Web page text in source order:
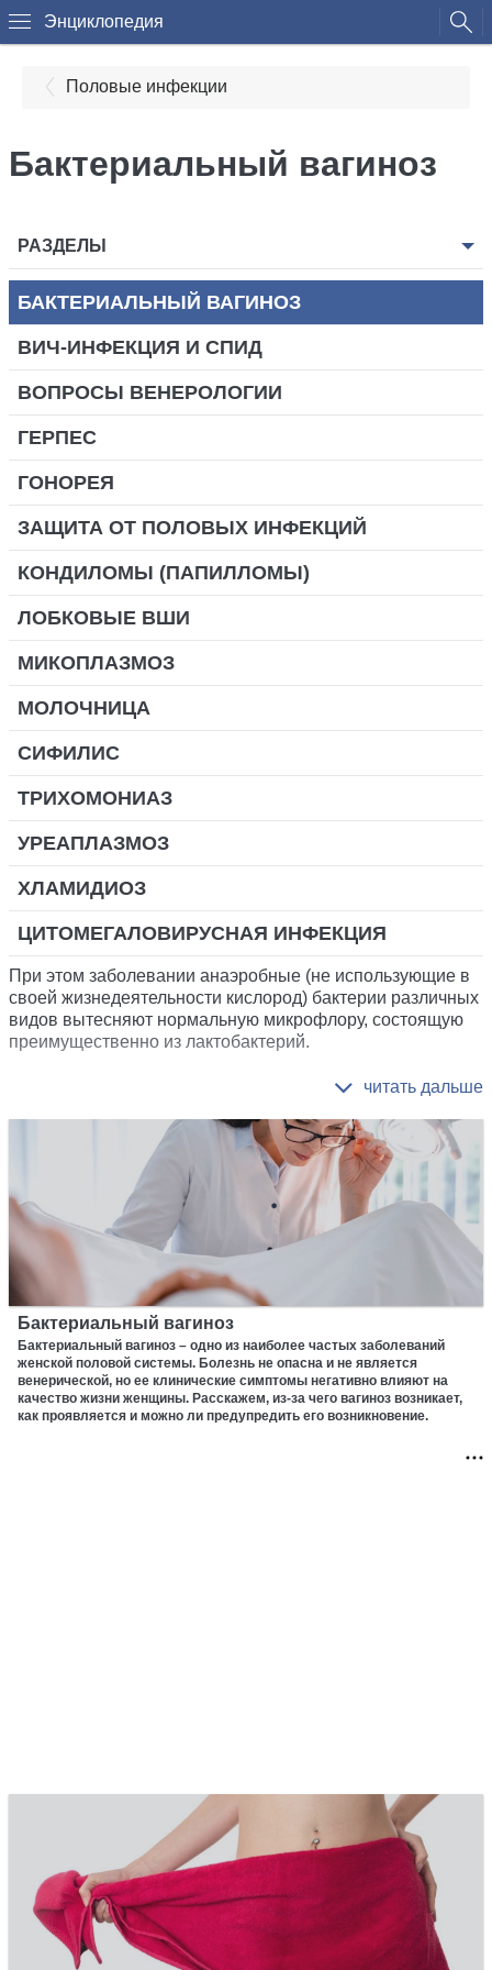
Энциклопедия
Половые инфекции
Бактериальный вагиноз
РАЗДЕЛЫ
БАКТЕРИАЛЬНЫЙ ВАГИНОЗ
ВИЧ-ИНФЕКЦИЯ И СПИД
ВОПРОСЫ ВЕНЕРОЛОГИИ
ГЕРПЕС
ГОНОРЕЯ
ЗАЩИТА ОТ ПОЛОВЫХ ИНФЕКЦИЙ
КОНДИЛОМЫ (ПАПИЛЛОМЫ)
ЛОБКОВЫЕ ВШИ
МИКОПЛАЗМОЗ
МОЛОЧНИЦА
СИФИЛИС
ТРИХОМОНИАЗ
УРЕАПЛАЗМОЗ
ХЛАМИДИОЗ
ЦИТОМЕГАЛОВИРУСНАЯ ИНФЕКЦИЯ
При этом заболевании анаэробные (не использующие в
своей жизнедеятельности кислород) бактерии различных
видов вытесняют нормальную микрофлору, состоящую
преимущественно из лактобактерий.
Бактериальный вагиноз
Бактериальный вагиноз – одно из наиболее частых заболеваний
женской половой системы. Болезнь не опасна и не является
венерической, но ее клинические симптомы негативно влияют на
качество жизни женщины. Расскажем, из-за чего вагиноз возникает,
как проявляется и можно ли предупредить его возникновение.